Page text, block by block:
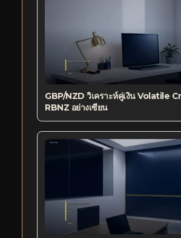
GBP/NZD วิเคราะห์คู่เงิน Volatile
RBNZ อย่างเซียน